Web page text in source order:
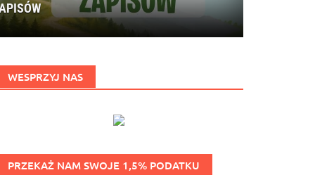
WESPRZYJ NAS
PRZEKAŻ NAM SWOJE 1,5% PODATKU